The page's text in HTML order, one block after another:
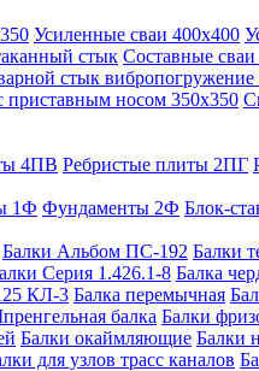
Усиленные сваи 400х400
стык Составные
стык
приставным носом 350х350
4ПВ Ребристые плиты 2ПГ
1Ф Фундаменты 2Ф Блок-
Балки Альбом ПС-192 Балки
Серия 1.426.1-8 Балка
КЛ-3 Балка перемычная
балка Балки
Балки окаймляющие Балки
для узлов трасс каналов